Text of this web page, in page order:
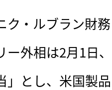
・ルブラン財
ー外相は2月1日
」とし、米国製